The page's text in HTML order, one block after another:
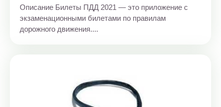
Описание Билеты ПДД 2021 — это приложение с
экзаменационными билетами по правилам
дорожного движения....